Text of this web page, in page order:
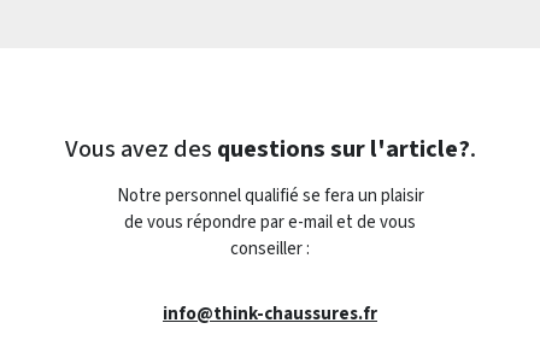
Vous avez des questions sur l'article?.
Notre personnel qualifié se fera un plaisir
de vous répondre par e-mail et de vous
conseiller :
info@think-chaussures.fr